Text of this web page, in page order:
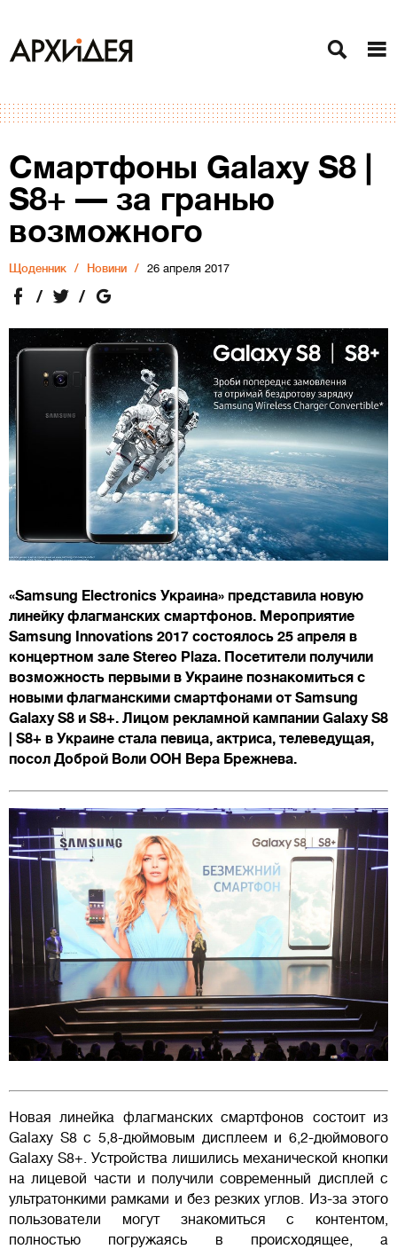
Смартфоны Galaxy S8 |
S8+ — за гранью
возможного
Щоденник Новини 26 апреля 2017
«Samsung Electronics Украина» представила новую
линейку флагманских смартфонов. Мероприятие
Samsung Innovations 2017 состоялось 25 апреля в
концертном зале Stereo Plaza. Посетители получили
возможность первыми в Украине познакомиться с
новыми флагманскими смартфонами от Samsung
Galaxy S8 и S8+. Лицом рекламной кампании Galaxy S8
| S8+ в Украине стала певица, актриса, телеведущая,
посол Доброй Воли ООН Вера Брежнева.
Новая линейка флагманских смартфонов состоит из
Galaxy S8 с 5,8-дюймовым дисплеем и 6,2-дюймового
Galaxy S8+. Устройства лишились механической кнопки
на лицевой части и получили современный дисплей c
ультратонкими рамками и без резких углов. Из-за этого
пользователи могут знакомиться с контентом,
полностью погружаясь в происходящее, а